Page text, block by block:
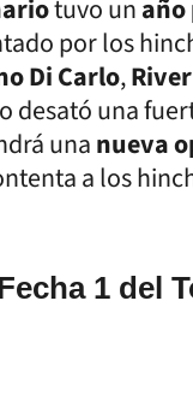
tuvo un
por los
Di Carlo,
desató una
unanueva
a los
1 del